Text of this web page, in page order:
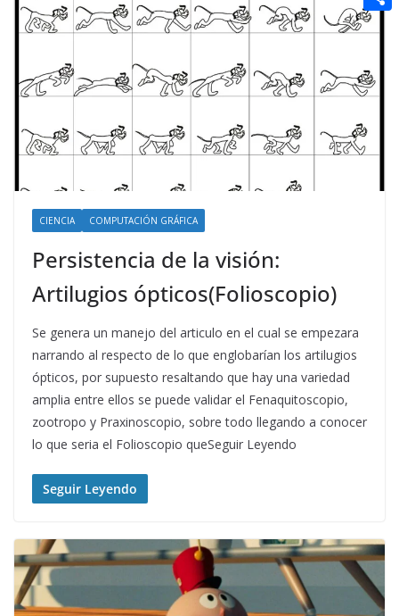
CIENCIA COMPUTACIÓN GRÁFICA
Persistencia de la visión:
Artilugios ópticos(Folioscopio)
Se genera un manejo del articulo en el cual se empezara
narrando al respecto de lo que englobarían los artilugios
ópticos, por supuesto resaltando que hay una variedad
amplia entre ellos se puede validar el Fenaquitoscopio,
zootropo y Praxinoscopio, sobre todo llegando a conocer
lo que seria el Folioscopio queSeguir Leyendo
Seguir Leyendo
n
g
r
e
e
e
t
a
i
l
e
d
t
C
m
a